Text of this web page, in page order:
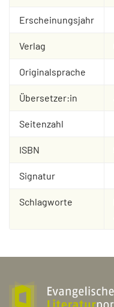
Erscheinungsjahr
Verlag
Originalsprache
Übersetzer:in
Seitenzahl
ISBN
Signatur
Schlagworte